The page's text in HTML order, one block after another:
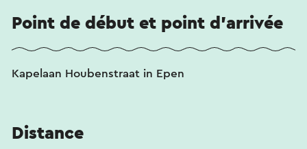
Point de début et point d'arrivée
Kapelaan Houbenstraat in Epen
Distance